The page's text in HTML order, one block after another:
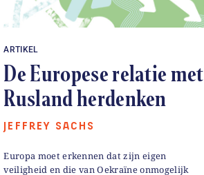
ARTIKEL
De Europese relatie met
Rusland herdenken
JEFFREY SACHS
Europa moet erkennen dat zijn eigen
veiligheid en die van Oekraïne onmogelijk